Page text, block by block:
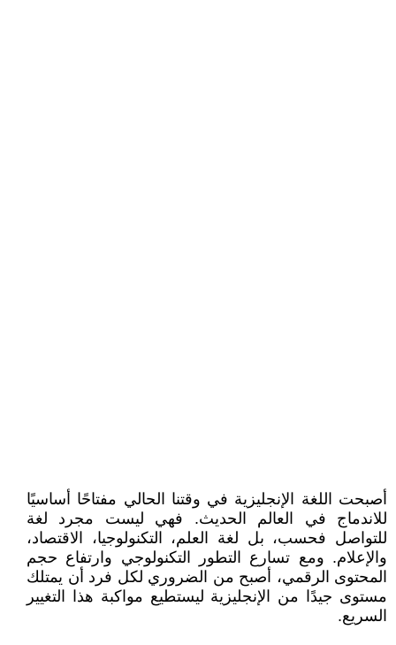
أصبحت اللغة الإنجليزية في وقتنا الحالي مفتاحًا أساسيًا
للاندماج في العالم الحديث. فهي ليست مجرد لغة
للتواصل فحسب، بل لغة العلم، التكنولوجيا، الاقتصاد،
والإعلام. ومع تسارع التطور التكنولوجي وارتفاع حجم
المحتوى الرقمي، أصبح من الضروري لكل فرد أن يمتلك
مستوى جيدًا من الإنجليزية ليستطيع مواكبة هذا التغيير
السريع.